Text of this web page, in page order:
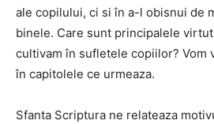
ale copilului, ci si în a-l obisnui de
binele. Care sunt principalele
cultivam în sufletele copiilor? Vom
în capitolele ce urmeaza.
Sfanta Scriptura ne relateaza